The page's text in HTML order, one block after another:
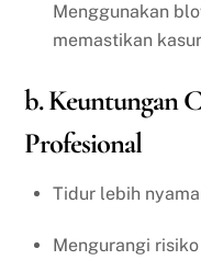
Menggunakan
memastikan
b. Keuntungan
Profesional
Tidur lebih
Mengurangi